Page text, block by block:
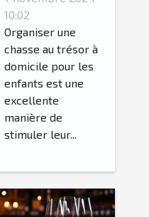
thématique
pour enfants
à domicile
10:02
Organiser une
chasse au trésor à
domicile pour les
enfants est une
excellente
manière de
stimuler leur...